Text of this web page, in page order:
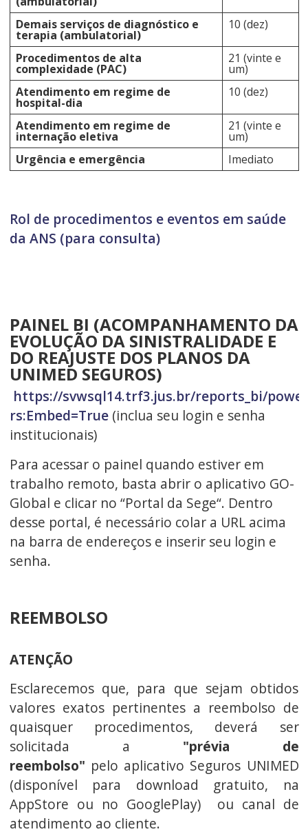
Demais serviços de diagnóstico e
terapia (ambulatorial)
10 (dez)
Procedimentos de alta
complexidade (PAC)
21 (vinte e
um)
Atendimento em regime de
hospital-dia
10 (dez)
Atendimento em regime de
internação eletiva
21 (vinte e
um)
Urgência e emergência
Imediato
Rol de procedimentos e eventos em saúde
da ANS (para consulta)
PAINEL BI (ACOMPANHAMENTO DA
EVOLUÇÃO DA SINISTRALIDADE E
DO REAJUSTE DOS PLANOS DA
UNIMED SEGUROS)
https://svwsql14.trf3.jus.br/reports_bi/
rs:Embed=True(inclua seu login e senha
institucionais)
Para acessar o painel quando estiver em
trabalho remoto, basta abrir o aplicativo GO-
Global e clicar no “Portal da Sege“. Dentro
desse portal, é necessário colar a URL acima
na barra de endereços e inserir seu login e
senha.
REEMBOLSO
ATENÇÃO
Esclarecemos que, para que sejam obtidos
valores exatos pertinentes a reembolso de
quaisquer procedimentos, deverá ser
solicitada a "prévia de
reembolso" pelo aplicativo Seguros UNIMED
(disponível para download gratuito, na
AppStore ou no GooglePlay) ou canal de
atendimento ao cliente.